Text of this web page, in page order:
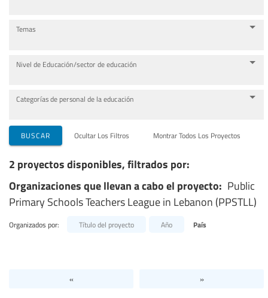
Temas
Nivel de Educación/sector de educación
Categorías de personal de la educación
BUSCAR Ocultar Los Filtros Montrar Todos Los Proyectos
2 proyectos disponibles, filtrados por:
Organizaciones que llevan a cabo el proyecto: Public
Primary Schools Teachers League in Lebanon (PPSTLL)
Organizados por: Título del proyecto Año País
« »